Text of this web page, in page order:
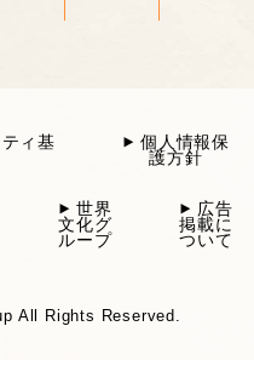
ィ基
個人情報保
護方針
世界
文化グ
ループ
広告
掲載に
ついて
All Rights Reserved.